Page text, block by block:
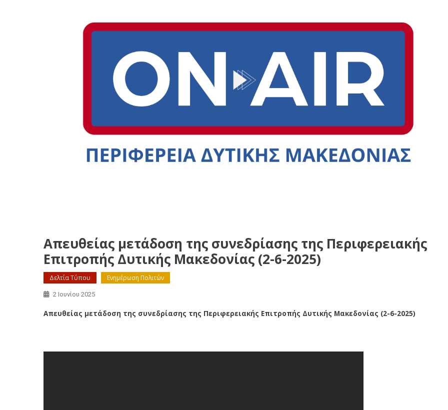
Απευθείας μετάδοση της συνεδρίασης της Περιφερειακής
Επιτροπής Δυτικής Μακεδονίας (2-6-2025)
Δελτία Τύπου Ενημέρωση Πολιτών
2 Ιουνίου 2025
Απευθείας μετάδοση της συνεδρίασης της Περιφερειακής Επιτροπής Δυτικής Μακεδονίας (2-6-2025)